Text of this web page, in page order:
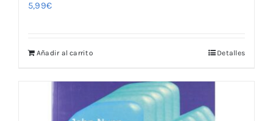
5,99€
Añadir al carrito Detalles